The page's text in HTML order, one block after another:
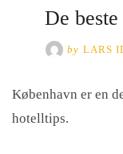
De
by LARS
København er en
hotelltips.